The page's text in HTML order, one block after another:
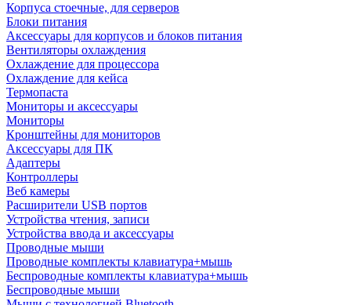
Корпуса стоечные, для серверов
Блоки питания
Аксессуары для корпусов и блоков питания
Вентиляторы охлаждения
Охлаждение для процессора
Охлаждение для кейса
Термопаста
Мониторы и аксессуары
Мониторы
Кронштейны для мониторов
Аксессуары для ПК
Адаптеры
Контроллеры
Веб камеры
Расширители USB портов
Устройства чтения, записи
Устройства ввода и аксессуары
Проводные мыши
Проводные комплекты клавиатура+мышь
Беспроводные комплекты клавиатура+мышь
Беспроводные мыши